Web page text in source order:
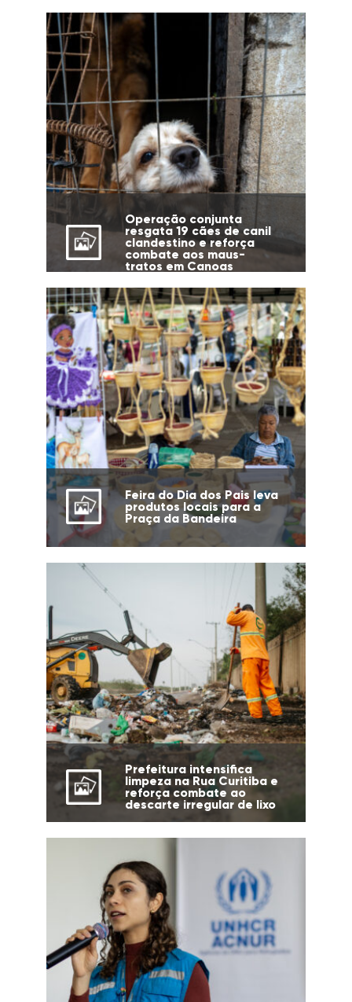
Operação conjunta
resgata 19 cães de canil
clandestino e reforça
combate aos maus-
tratos em Canoas
Feira do Dia dos Pais leva
produtos locais para a
Praça da Bandeira
Prefeitura intensifica
limpeza na Rua Curitiba e
reforça combate ao
descarte irregular de lixo